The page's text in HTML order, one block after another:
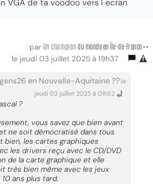
VGA de ta voodoo vers l ecran
par Un champion du mondeen Île-de-France ••
le jeudi 03 juillet 2025 à 19h37
en Nouvelle-Aquitaine ?? le
jeudi 03 juillet 2025 à 01h52
?
vous savez que bien avant
ne soit démocratisé dans tous
bien, les cartes graphiques
les drivers reçu avec le CD/DVD
de la carte graphique et elle
très bien même avec les jeux
ans plus tard.